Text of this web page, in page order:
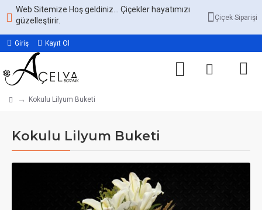
Web Sitemize Hoş geldiniz... Çiçekler hayatımızı
güzelleştirir.
Çiçek Siparişi
Giriş Kayıt Ol
Kokulu Lilyum Buketi
Kokulu Lilyum Buketi